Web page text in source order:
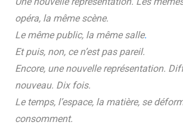
opéra, la même scène.
Le même public, la même salle.
Et puis, non, ce n’est pas pareil.
Encore, une nouvelle représentation.
nouveau. Dix fois.
Le temps, l’espace, la matière, se
consomment.